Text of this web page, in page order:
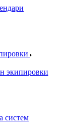
экипировки
систем